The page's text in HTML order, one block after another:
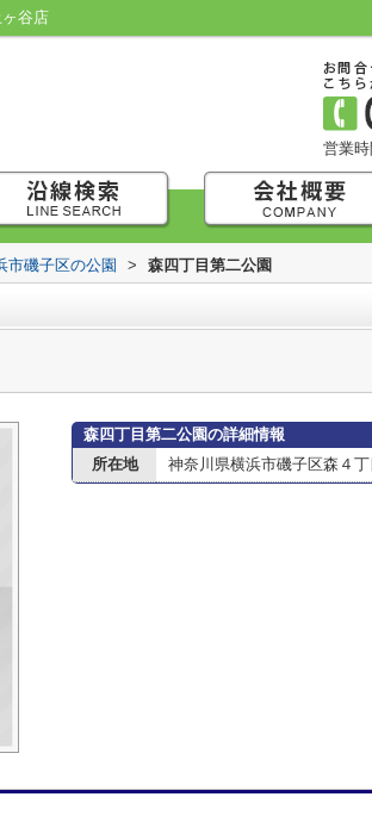
谷店
営業
市磯子区の公園 > 森四丁目第二公園
森四丁目第二公園の詳細情報
所在地
神奈川県横浜市磯子区森４